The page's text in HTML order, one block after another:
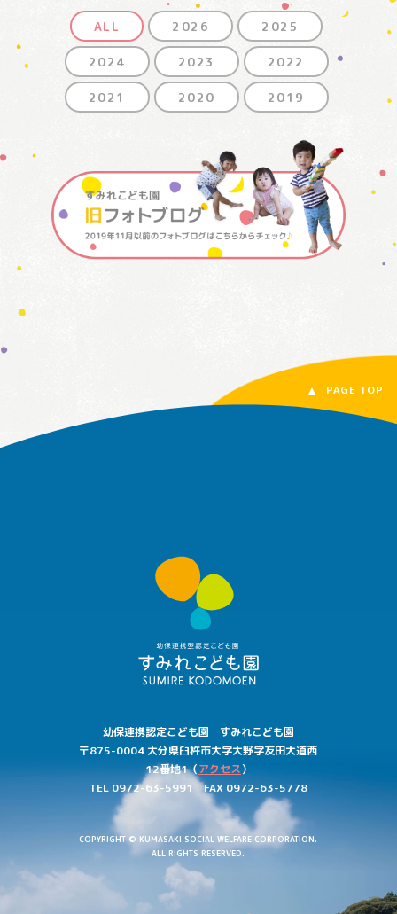
ALL 2026 2025
2024 2023 2022
2021 2020 2019
PAGE TOP
も
幼保連携認定こども園 すみれこども園
〒875-0004大分県臼杵市大字大野字友田大道西
12番地1（アクセス）
TEL 0972-63-5991
FAX 0972-63-5778
COPYRIGHT © KUMASAKI SOCIAL WELFARE CORPORATION.
ALL RIGHTS RESERVED.